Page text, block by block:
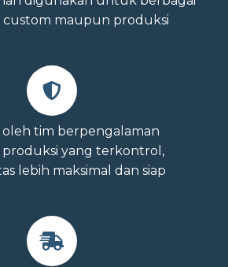
maupun produksi
tim berpengalaman
produksi yang terkontrol,
lebih maksimal dan siap